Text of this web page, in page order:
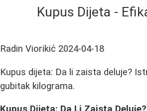
Kupus Dijeta -
Radin Viorikić 2024-04-18
Kupus dijeta: Da li zaista deluje?
gubitak kilograma.